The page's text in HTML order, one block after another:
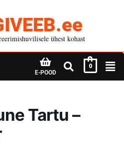
ühest kohast
E-POOD
0
Tartu –